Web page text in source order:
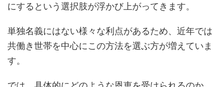
にするという選択肢が浮かび上がってきます。
単独名義にはない様々な利点があるため、近年では
共働き世帯を中心にこの方法を選ぶ方が増えていま
す。